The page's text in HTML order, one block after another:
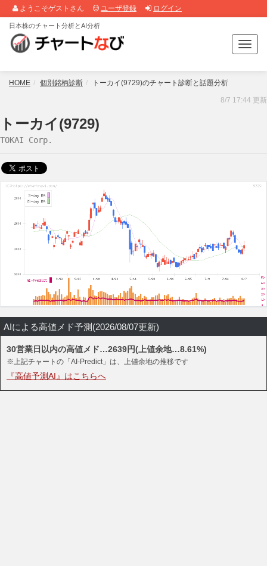
ようこそゲストさん ユーザ登録 ログイン
T
o
g
e
日本株のチャート分析とAI分析
HOME 個別銘柄診断 トーカイ(9729)のチャート診断と話題分析
8/7 17:44 更新
トーカイ(9729)
TOKAI Corp.
AIによる高値メド予測(2026/08/07更新)
30営業日以内の高値メド…2639円(上値余地…8.61%)
※上記チャートの「AI-Predict」は、上値余地の推移です
『高値予測AI』はこちらへ